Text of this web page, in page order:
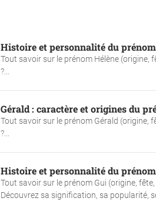
Histoire et personnalité du
Tout savoir sur le prénom Hélène (origine,
?...
Gérald : caractère et origines du
Tout savoir sur le prénom Gérald (origine,
?...
Histoire et personnalité du
Tout savoir sur le prénom Gui (origine,
Découvrez sa signification, sa popularité,